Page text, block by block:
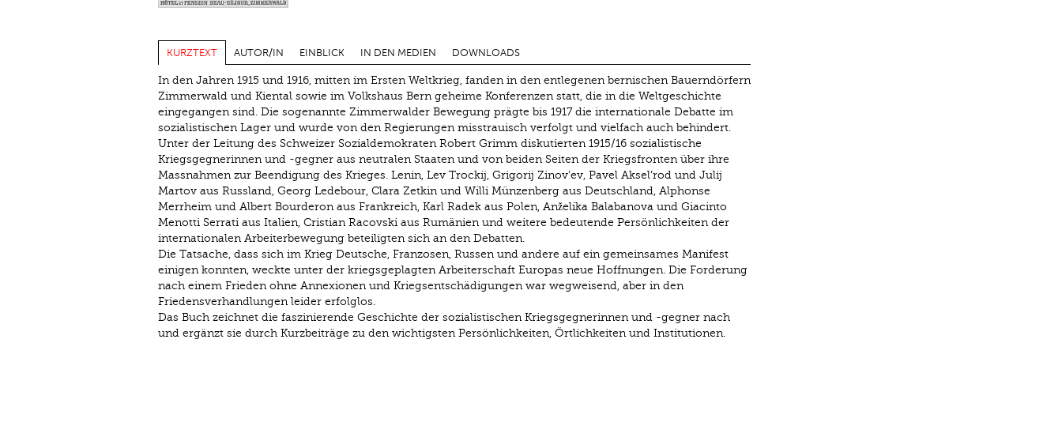
KURZTEXT AUTOR/IN EINBLICK IN DEN MEDIEN DOWNLOADS
In den Jahren 1915 und 1916, mitten im Ersten Weltkrieg, fanden in den entlegenen bernischen Bauerndörfern
Zimmerwald und Kiental sowie im Volkshaus Bern geheime Konferenzen statt, die in die Weltgeschichte
eingegangen sind. Die sogenannte Zimmerwalder Bewegung prägte bis 1917 die internationale Debatte im
sozialistischen Lager und wurde von den Regierungen misstrauisch verfolgt und vielfach auch behindert.
Unter der Leitung des Schweizer Sozialdemokraten Robert Grimm diskutierten 1915/16 sozialistische
Kriegsgegnerinnen und -gegner aus neutralen Staaten und von beiden Seiten der Kriegsfronten über ihre
Massnahmen zur Beendigung des Krieges. Lenin, Lev Trockij, Grigorij Zinov’ev, Pavel Aksel’rod und Julij
Martov aus Russland, Georg Ledebour, Clara Zetkin und Willi Münzenberg aus Deutschland, Alphonse
Merrheim und Albert Bourderon aus Frankreich, Karl Radek aus Polen, Anželika Balabanova und Giacinto
Menotti Serrati aus Italien, Cristian Racovski aus Rumänien und weitere bedeutende Persönlichkeiten der
internationalen Arbeiterbewegung beteiligten sich an den Debatten.
Die Tatsache, dass sich im Krieg Deutsche, Franzosen, Russen und andere auf ein gemeinsames Manifest
einigen konnten, weckte unter der kriegsgeplagten Arbeiterschaft Europas neue Hoffnungen. Die Forderung
nach einem Frieden ohne Annexionen und Kriegsentschädigungen war wegweisend, aber in den
Friedensverhandlungen leider erfolglos.
Das Buch zeichnet die faszinierende Geschichte der sozialistischen Kriegsgegnerinnen und -gegner nach
und ergänzt sie durch Kurzbeiträge zu den wichtigsten Persönlichkeiten, Örtlichkeiten und Institutionen.